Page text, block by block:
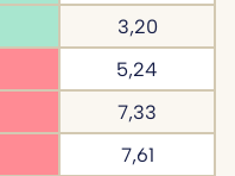
3,20
5,24
7,33
7,61